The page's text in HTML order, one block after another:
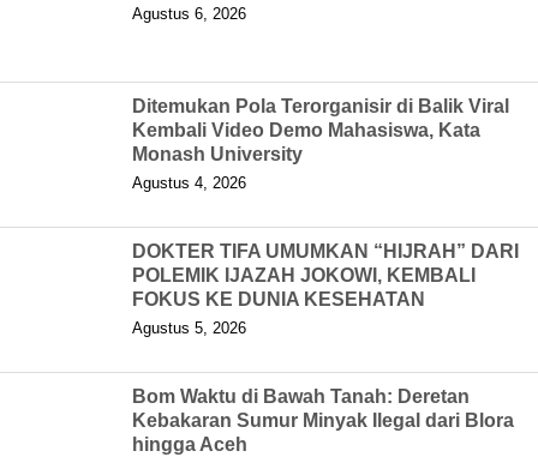
Agustus 6, 2026
Ditemukan Pola Terorganisir di Balik Viral
Kembali Video Demo Mahasiswa, Kata
Monash University
Agustus 4, 2026
DOKTER TIFA UMUMKAN “HIJRAH” DARI
POLEMIK IJAZAH JOKOWI, KEMBALI
FOKUS KE DUNIA KESEHATAN
Agustus 5, 2026
Bom Waktu di Bawah Tanah: Deretan
Kebakaran Sumur Minyak Ilegal dari Blora
hingga Aceh